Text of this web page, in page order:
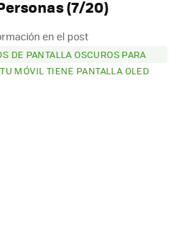
(7/20)
en el post
DE PANTALLA OSCUROS PARA
MÓVIL TIENE PANTALLA OLED